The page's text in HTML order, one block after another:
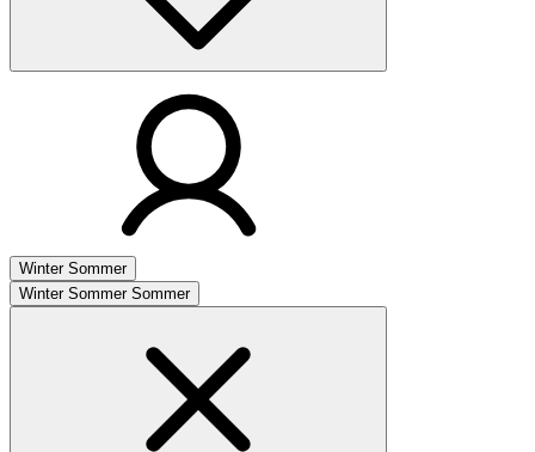
Winter Sommer
Winter Sommer Sommer